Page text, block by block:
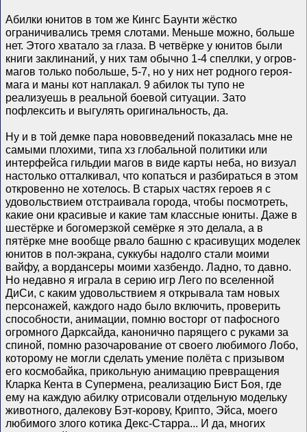
Абилки юнитов в том же Кингс Баунти жëстко
ограничивались тремя слотами. Меньше можно, больше
нет. Этого хватало за глаза. В четвëрке у юнитов были
книги заклинаний, у них там обычно 1-4 спеллки, у огров-
магов только побольше, 5-7, но у них нет родного героя-
мага и маны кот наплакал. 9 абилок ты тупо не
реализуешь в реальной боевой ситуации. Зато
пофлексить и выгулять оригинальность, да.
Ну и в той демке пара нововведений показалась мне не
самыми плохими, типа хз глобальной политики или
интерфейса гильдии магов в виде карты неба, но визуал
настолько отталкивал, что копаться и разбираться в этом
откровенно не хотелось. В старых частях героев я с
удовольствием отстраивала города, чтобы посмотреть,
какие они красивые и какие там классные юниты. Даже в
шестëрке и богомерзкой семëрке я это делала, а в
пятëрке мне вообще рвало башню с красивущих моделек
юнитов в пол-экрана, суккубы надолго стали моими
вайфу, а вордансеры моими хазбендо. Ладно, то давно.
Но недавно я играла в серию игр Лего по вселенной
ДиСи, с каким удовольствием я открывала там новых
персонажей, каждого надо было включить, проверить
способности, анимации, помню восторг от пафосного
огромного Дарксайда, канонично парящего с руками за
спиной, помню разочарование от своего любимого Лобо,
которому не могли сделать умение полëта с призывом
его космобайка, прикольную анимацию превращения
Кларка Кента в Супермена, реализацию Бист Боя, где
ему на каждую абилку отрисовали отдельную модельку
животного, далекову Бэт-корову, Крипто, Эйса, моего
любимого злого котика Декс-Старра... И да, многих